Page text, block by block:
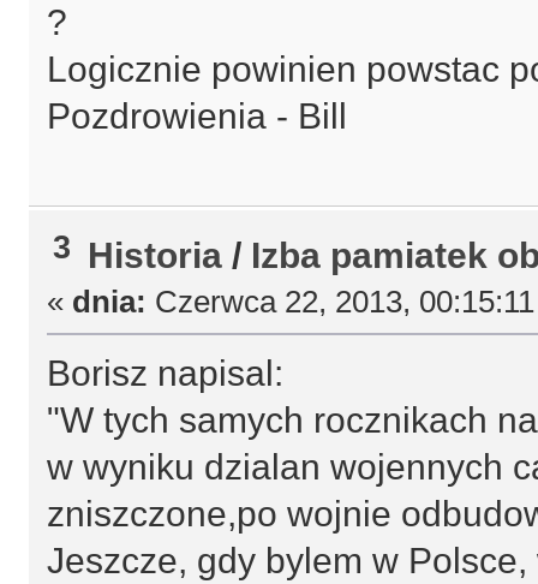
?
Logicznie powinien powstac
Pozdrowienia - Bill
3 Historia / Izba pamiatek
« dnia: Czerwca 22, 2013,
Borisz napisal:
"W tych samych rocznikach
w wyniku dzialan wojennych
zniszczone,po wojnie
Jeszcze, gdy bylem w